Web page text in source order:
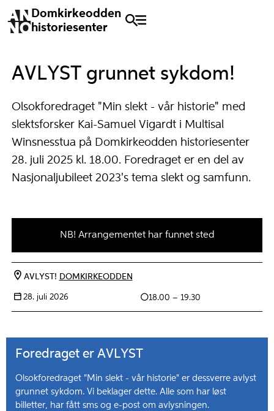
Domkirkeodden
historiesenter
AVLYST grunnet sykdom!
Olsokforedraget "Min slekt - vår historie" med
slektsforsker Kai-Samuel Vigardt i Multisal
Winsnesstua på Domkirkeodden historiesenter
28. juli 2025 kl. 18.00. Foredraget er en del av
Nasjonaljubileet 2023's tema slekt og samfunn.
NB! Arrangementet har funnet sted
AVLYST! DOMKIRKEODDEN
28. juli 2026 18.00 – 19.30
Foredraget er AVLYST
Olsokforedraget "Min slekt - vår historie" er dessverre avlyst
grunnet sykdom. Vi beklager dette. Alle som har løst
billetter, har fått sms og e-post om avlysningen.